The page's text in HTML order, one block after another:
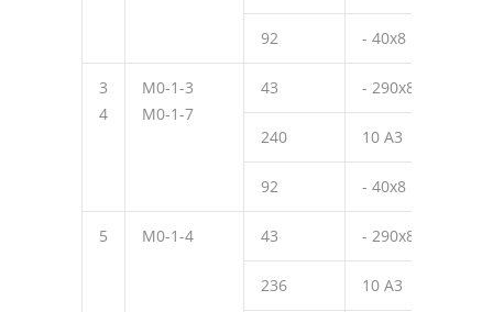
92 - 40х8
3
4
М0-1-3
М0-1-7
43 - 290х8
240 10 А3
92 - 40х8
5 М0-1-4 43 - 290х8
236 10 А3